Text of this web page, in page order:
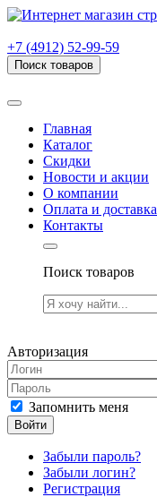
+7 (4912) 52-99-59
Поиск товаров
Главная
Каталог
Скидки
Новости и акции
О компании
Оплата и доставка
Контакты
Поиск товаров
Авторизация
Запомнить меня
Войти
Забыли пароль?
Забыли логин?
Регистрация